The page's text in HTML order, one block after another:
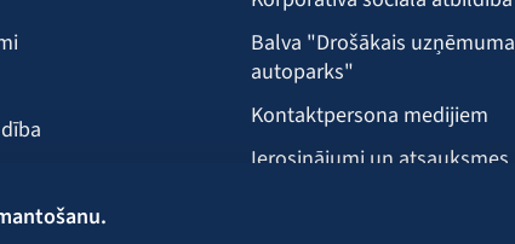
Balva "Drošākais uzņēmuma
autoparks"
Kontaktpersona medijiem
Ierosinājumi un atsauksmes